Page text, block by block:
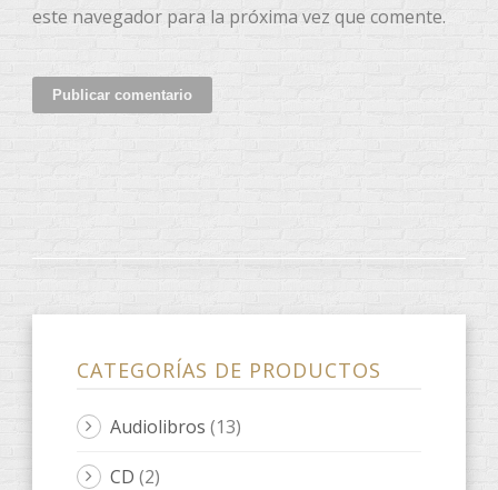
este navegador para la próxima vez que comente.
CATEGORÍAS DE PRODUCTOS
Audiolibros (13)
CD (2)